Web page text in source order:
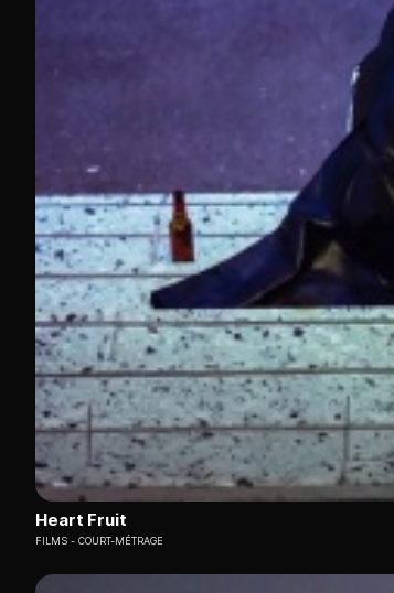
Heart Fruit
FILMS COURT-MÉTRAGE